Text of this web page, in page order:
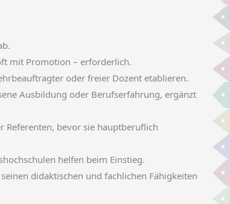
mit Promotion – erforderlich.
oder freier Dozent etablieren.
Ausbildung oder Berufserfahrung, ergänzt
Referenten, bevor sie hauptberuflich
helfen beim Einstieg.
didaktischen und fachlichen Fähigkeiten